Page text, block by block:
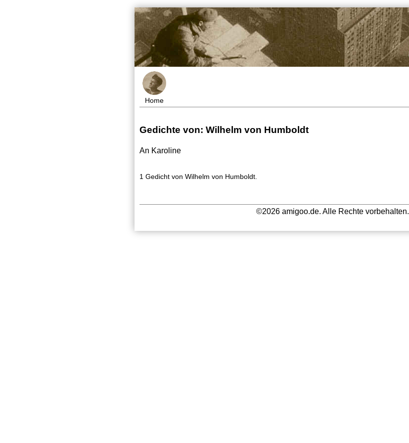
Home
Gedichte von: Wilhelm von Humboldt
An Karoline
1 Gedicht von Wilhelm von Humboldt.
©2026 amigoo.de. Alle Rechte vorbehalten.